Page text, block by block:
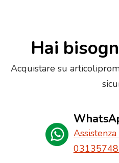
Hai
Acquistare su